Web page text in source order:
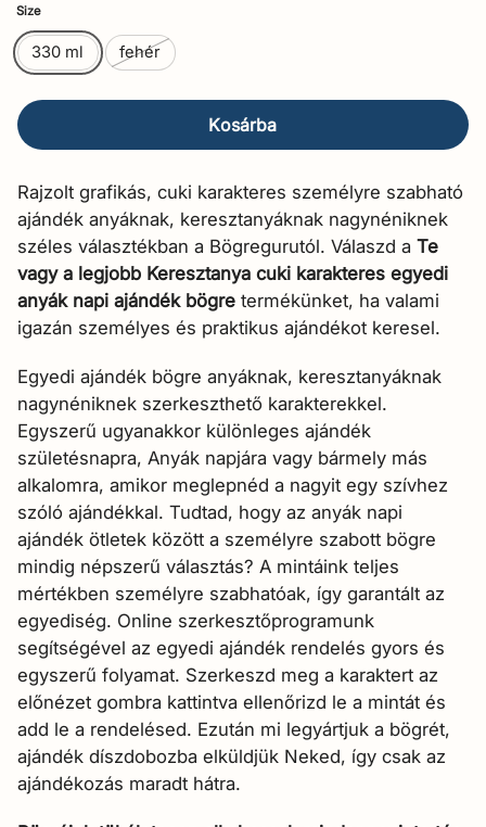
Size
330 ml fehér
Kosárba
Rajzolt grafikás, cuki karakteres személyre szabható
ajándék anyáknak, keresztanyáknak nagynéniknek
széles választékban a Bögregurutól. Válaszd a Te
vagy a legjobb Keresztanya cuki karakteres egyedi
anyák napi ajándék bögre termékünket, ha valami
igazán személyes és praktikus ajándékot keresel.
Egyedi ajándék bögre anyáknak, keresztanyáknak
nagynéniknek szerkeszthető karakterekkel.
Egyszerű ugyanakkor különleges ajándék
születésnapra, Anyák napjára vagy bármely más
alkalomra, amikor meglepnéd a nagyit egy szívhez
szóló ajándékkal. Tudtad, hogy az anyák napi
ajándék ötletek között a személyre szabott bögre
mindig népszerű választás? A mintáink teljes
mértékben személyre szabhatóak, így garantált az
egyediség. Online szerkesztőprogramunk
segítségével az egyedi ajándék rendelés gyors és
egyszerű folyamat. Szerkeszd meg a karaktert az
előnézet gombra kattintva ellenőrizd le a mintát és
add le a rendelésed. Ezután mi legyártjuk a bögrét,
ajándék díszdobozba elküldjük Neked, így csak az
ajándékozás maradt hátra.